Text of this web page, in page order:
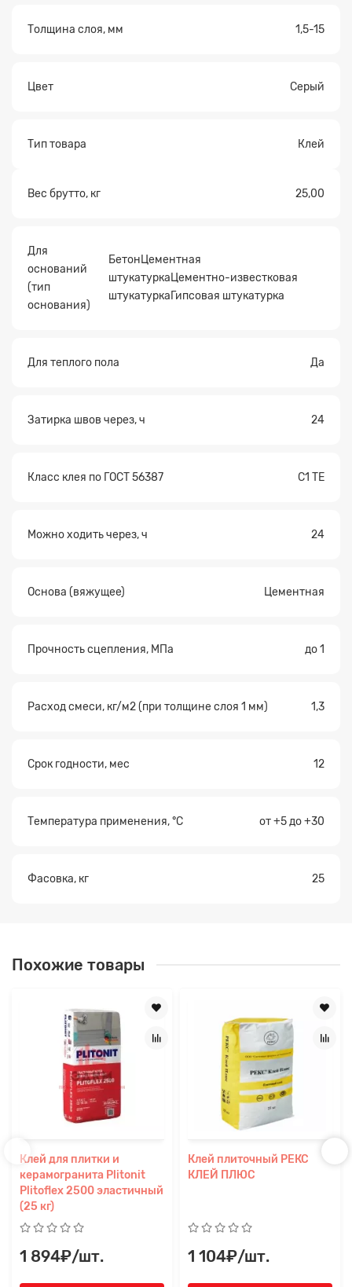
Толщина слоя, мм 1,5-15
Цвет Серый
Тип товара Клей
Вес брутто, кг 25,00
Для
оснований
(тип
основания)
БетонЦементная
штукатуркаЦементно-известковая
штукатуркаГипсовая штукатурка
Для теплого пола Да
Затирка швов через, ч 24
Класс клея по ГОСТ 56387 С1 TE
Можно ходить через, ч 24
Основа (вяжущее) Цементная
Прочность сцепления, МПа до 1
Расход смеси, кг/м2 (при толщине слоя 1 мм) 1,3
Срок годности, мес 12
Температура применения, °С от +5 до +30
Фасовка, кг 25
Похожие товары
Клей для плитки и
керамогранита Plitonit
Plitoflex 2500 эластичный
(25 кг)
1 894₽/шт.
Клей плиточный РЕКС
КЛЕЙ ПЛЮС
1 104₽/шт.